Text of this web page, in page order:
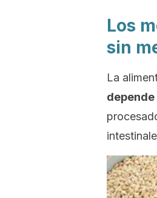
Los
sin
La
depende